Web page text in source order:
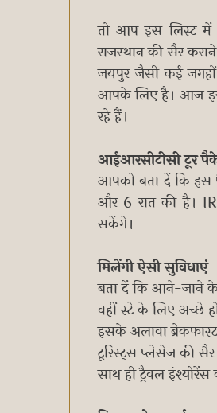
तो आप इस लिस्ट में
राजस्थान की सैर
जयपुर जैसी कई
आपके लिए है। आज
रहे हैं।
आईआरसीटीसी टूर
आपको बता दें कि
और 6 रात की है।
सकेंगे।
मिलेंगी ऐसी सुविधाएं
बता दें कि आने-जाने के
वहीं स्टे के लिए अच्छे
इसके अलावा
टूरिस्ट्स प्लेसेज की
साथ ही ट्रैवल